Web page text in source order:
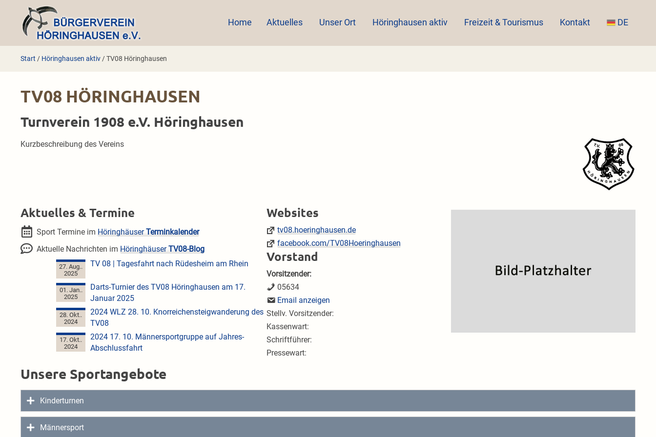
springen
Home Aktuelles Unser Ort Höringhausen aktiv Freizeit & Tourismus Kontakt DE
Start / Höringhausen aktiv /TV08 Höringhausen
TV08 HÖRINGHAUSEN
Turnverein 1908 e.V. Höringhausen
Kurzbeschreibung des Vereins
Aktuelles & Termine
Sport Termine im HöringhäuserTerminkalender
Aktuelle Nachrichten im HöringhäuserTV08-Blog
TV 08 | Tagesfahrt nach Rüdesheim am Rhein
27. Aug..
2025
Darts-Turnier des TV08 Höringhausen am 17.
Januar 2025
01. Jan..
2025
2024 WLZ 28. 10. Knorreichensteigwanderung des
TV08
28. Okt..
2024
2024 17. 10. Männersportgruppe auf Jahres-
Abschlussfahrt
17. Okt..
2024
Websites
tv08.hoeringhausen.de
facebook.com/TV08Hoeringhausen
Vorstand
Vorsitzender:
05634
Stellv. Vorsitzender:
Kassenwart:
Schriftführer:
Pressewart:
Unsere Sportangebote
Kinderturnen
Kinderturnen
Männersport